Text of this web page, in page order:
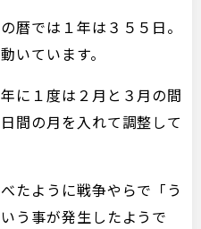
暦では１年は３５５日。
いています。
に１度は２月と３月の間
間の月を入れて調整して
たように戦争やらで「う
う事が発生したようで